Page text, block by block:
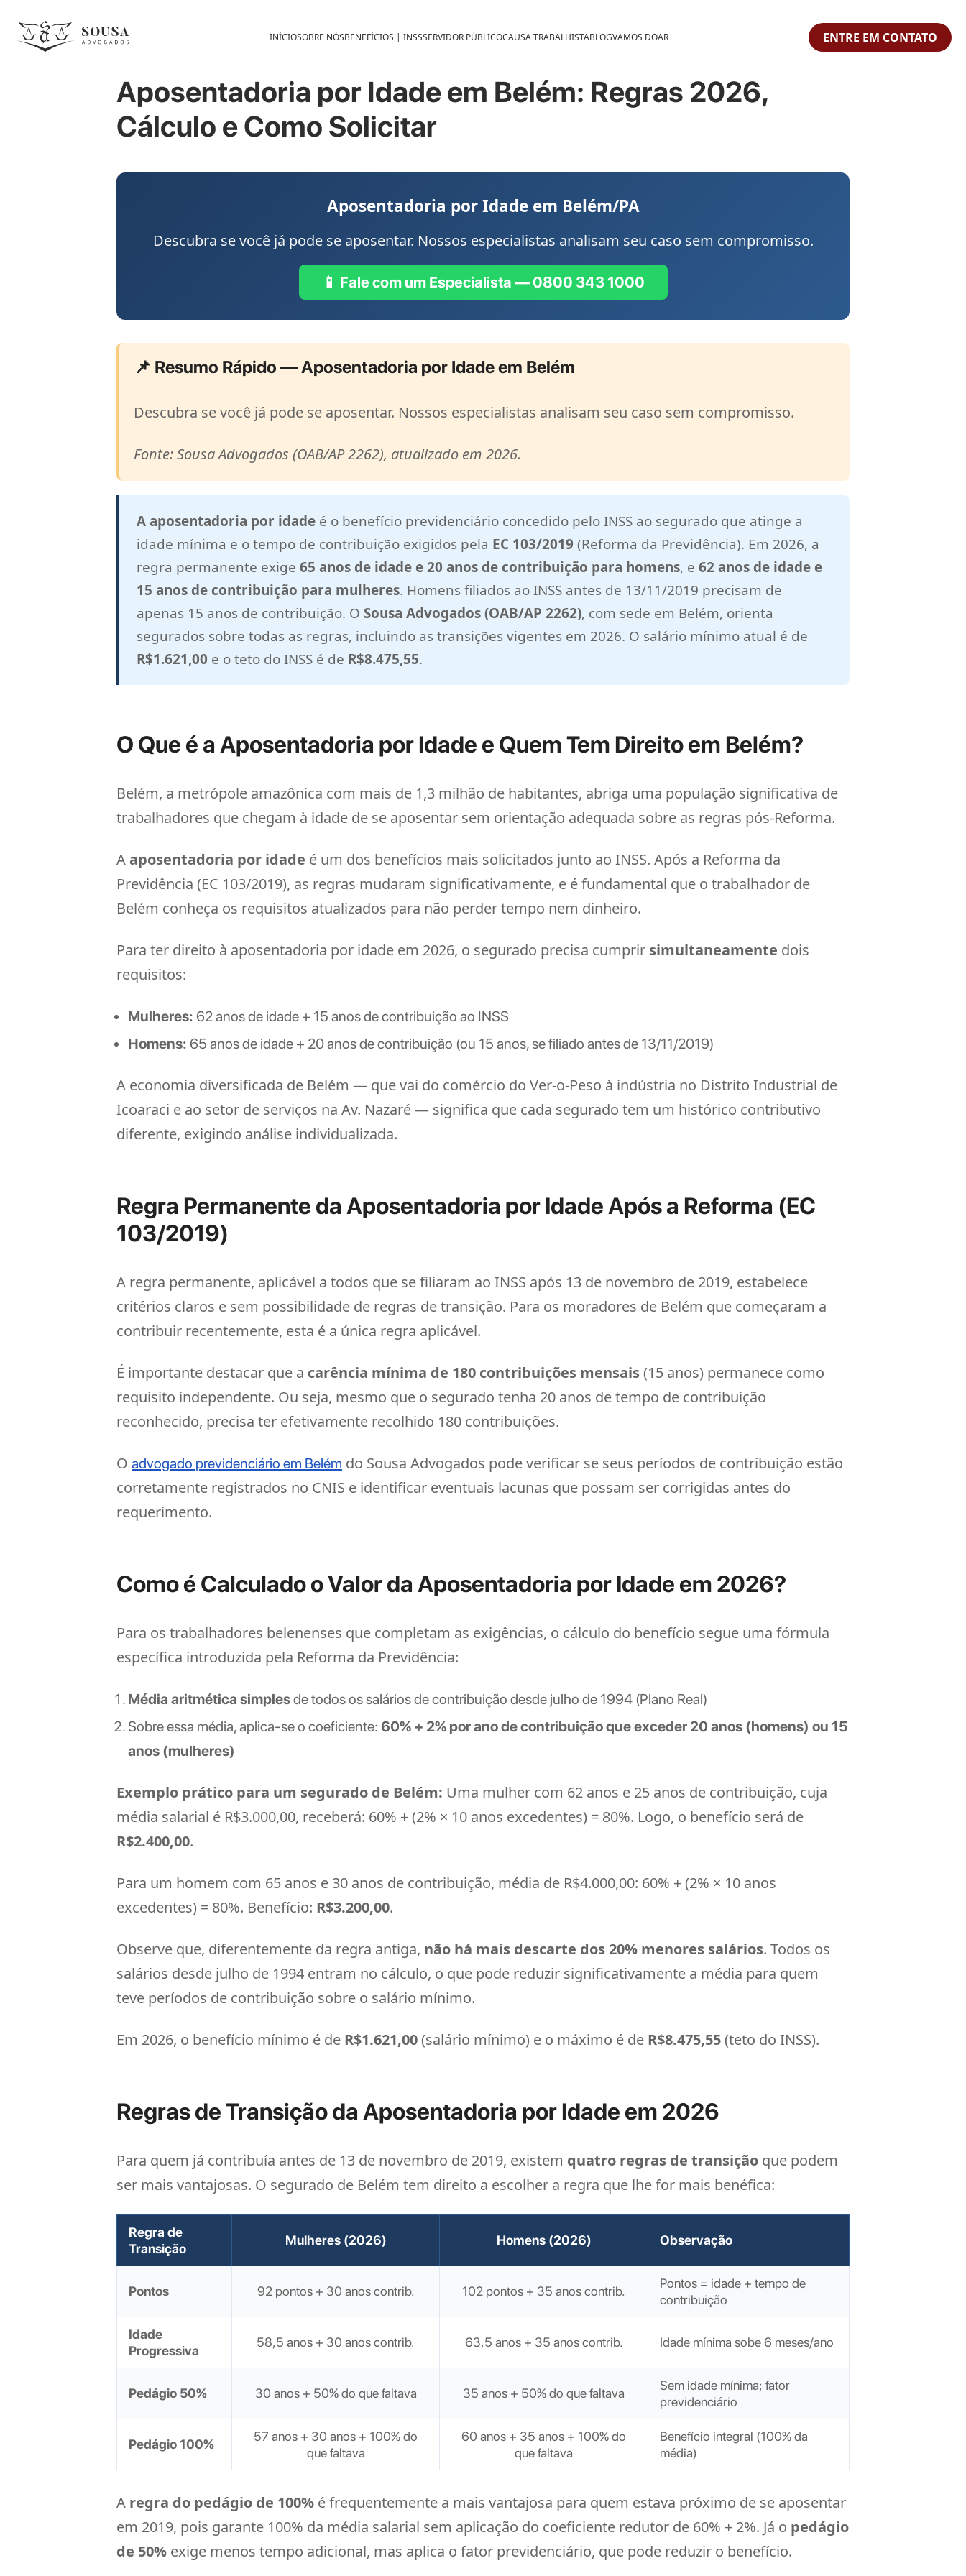
INÍCIOSOBRE NÓSBENEFÍCIOS | INSSSERVIDOR PÚBLICOCAUSA TRABALHISTABLOGVAMOS DOAR ENTRE EM CONTATO
Aposentadoria por Idade em Belém: Regras 2026,
Cálculo e Como Solicitar
Aposentadoria por Idade em Belém/PA
Descubra se você já pode se aposentar. Nossos especialistas analisam seu caso sem compromisso.
📱 Fale com um Especialista — 0800 343 1000
📌 Resumo Rápido — Aposentadoria por Idade em Belém
Descubra se você já pode se aposentar. Nossos especialistas analisam seu caso sem compromisso.
Fonte: Sousa Advogados (OAB/AP 2262), atualizado em 2026.
A aposentadoria por idade é o benefício previdenciário concedido pelo INSS ao segurado que atinge a
idade mínima e o tempo de contribuição exigidos pela EC 103/2019 (Reforma da Previdência). Em 2026, a
regra permanente exige 65 anos de idade e 20 anos de contribuição para homens, e 62 anos de idade e
15 anos de contribuição para mulheres. Homens filiados ao INSS antes de 13/11/2019 precisam de
apenas 15 anos de contribuição. O Sousa Advogados (OAB/AP 2262), com sede em Belém, orienta
segurados sobre todas as regras, incluindo as transições vigentes em 2026. O salário mínimo atual é de
R$1.621,00 e o teto do INSS é de R$8.475,55.
O Que é a Aposentadoria por Idade e Quem Tem Direito em Belém?
Belém, a metrópole amazônica com mais de 1,3 milhão de habitantes, abriga uma população significativa de
trabalhadores que chegam à idade de se aposentar sem orientação adequada sobre as regras pós-Reforma.
A aposentadoria por idade é um dos benefícios mais solicitados junto ao INSS. Após a Reforma da
Previdência (EC 103/2019), as regras mudaram significativamente, e é fundamental que o trabalhador de
Belém conheça os requisitos atualizados para não perder tempo nem dinheiro.
Para ter direito à aposentadoria por idade em 2026, o segurado precisa cumprir simultaneamente dois
requisitos:
Mulheres: 62 anos de idade + 15 anos de contribuição ao INSS
Homens: 65 anos de idade + 20 anos de contribuição (ou 15 anos, se filiado antes de 13/11/2019)
A economia diversificada de Belém — que vai do comércio do Ver-o-Peso à indústria no Distrito Industrial de
Icoaraci e ao setor de serviços na Av. Nazaré — significa que cada segurado tem um histórico contributivo
diferente, exigindo análise individualizada.
Regra Permanente da Aposentadoria por Idade Após a Reforma (EC
103/2019)
A regra permanente, aplicável a todos que se filiaram ao INSS após 13 de novembro de 2019, estabelece
critérios claros e sem possibilidade de regras de transição. Para os moradores de Belém que começaram a
contribuir recentemente, esta é a única regra aplicável.
É importante destacar que a carência mínima de 180 contribuições mensais (15 anos) permanece como
requisito independente. Ou seja, mesmo que o segurado tenha 20 anos de tempo de contribuição
reconhecido, precisa ter efetivamente recolhido 180 contribuições.
O advogado previdenciário em Belém do Sousa Advogados pode verificar se seus períodos de contribuição estão
corretamente registrados no CNIS e identificar eventuais lacunas que possam ser corrigidas antes do
requerimento.
Como é Calculado o Valor da Aposentadoria por Idade em 2026?
Para os trabalhadores belenenses que completam as exigências, o cálculo do benefício segue uma fórmula
específica introduzida pela Reforma da Previdência:
Média aritmética simplesde todos os salários de contribuição desde julho de 1994 (Plano Real)
Sobre essa média, aplica-se o coeficiente: 60% + 2% por ano de contribuição que exceder 20 anos (homens) ou 15
anos (mulheres)
Exemplo prático para um segurado de Belém: Uma mulher com 62 anos e 25 anos de contribuição, cuja
média salarial é R$3.000,00, receberá: 60% + (2% × 10 anos excedentes) = 80%. Logo, o benefício será de
R$2.400,00.
Para um homem com 65 anos e 30 anos de contribuição, média de R$4.000,00: 60% + (2% × 10 anos
excedentes) = 80%. Benefício: R$3.200,00.
Observe que, diferentemente da regra antiga, não há mais descarte dos 20% menores salários. Todos os
salários desde julho de 1994 entram no cálculo, o que pode reduzir significativamente a média para quem
teve períodos de contribuição sobre o salário mínimo.
Em 2026, o benefício mínimo é de R$1.621,00(salário mínimo) e o máximo é de R$8.475,55(teto do INSS).
Regras de Transição da Aposentadoria por Idade em 2026
Para quem já contribuía antes de 13 de novembro de 2019, existem quatro regras de transição que podem
ser mais vantajosas. O segurado de Belém tem direito a escolher a regra que lhe for mais benéfica:
Regra de
Transição
Mulheres (2026) Homens (2026) Observação
Pontos 92 pontos + 30 anos contrib. 102 pontos + 35 anos contrib.
Pontos = idade + tempo de
contribuição
Idade
Progressiva
58,5 anos + 30 anos contrib. 63,5 anos + 35 anos contrib. Idade mínima sobe 6 meses/ano
Pedágio 50% 30 anos + 50% do que faltava 35 anos + 50% do que faltava
Sem idade mínima; fator
previdenciário
Pedágio 100%
57 anos + 30 anos + 100% do
que faltava
60 anos + 35 anos + 100% do
que faltava
Benefício integral (100% da
média)
A regra do pedágio de 100% é frequentemente a mais vantajosa para quem estava próximo de se aposentar
em 2019, pois garante 100% da média salarial sem aplicação do coeficiente redutor de 60% + 2%. Já o pedágio
de 50% exige menos tempo adicional, mas aplica o fator previdenciário, que pode reduzir o benefício.